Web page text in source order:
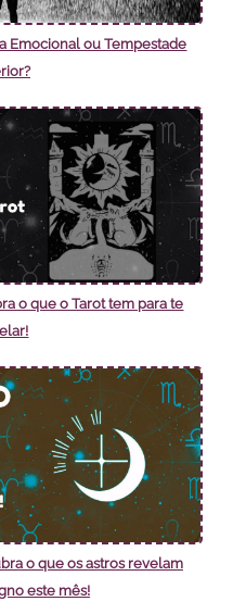
Emocional ou Tempestade
o que o Tarot tem para te
o que os astros revelam
este mês!